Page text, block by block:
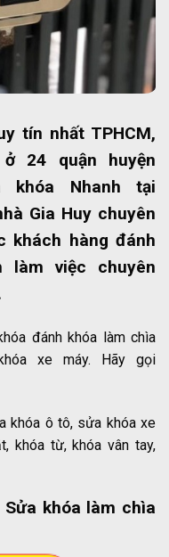
tín nhất TPHCM,
24 quận huyện
khóa Nhanh tại
Gia Huy chuyên
khách hàng đánh
làm việc chuyên
đánh khóa làm chìa
xe máy. Hãy gọi
khóa ô tô, sửa khóa xe
khóa từ, khóa vân tay,
Sửa khóa làm chìa